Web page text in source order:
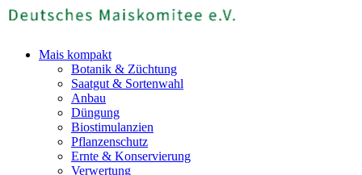
Mais kompakt
Botanik & Züchtung
Saatgut & Sortenwahl
Anbau
Düngung
Biostimulanzien
Pflanzenschutz
Ernte & Konservierung
Verwertung